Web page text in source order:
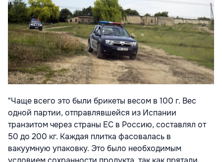
"Чаще всего это были брикеты весом в 100 г. Вес
одной партии, отправлявшейся из Испании
транзитом через страны ЕС в Россию, составлял от
50 до 200 кг. Каждая плитка фасовалась в
вакуумную упаковку. Это было необходимым